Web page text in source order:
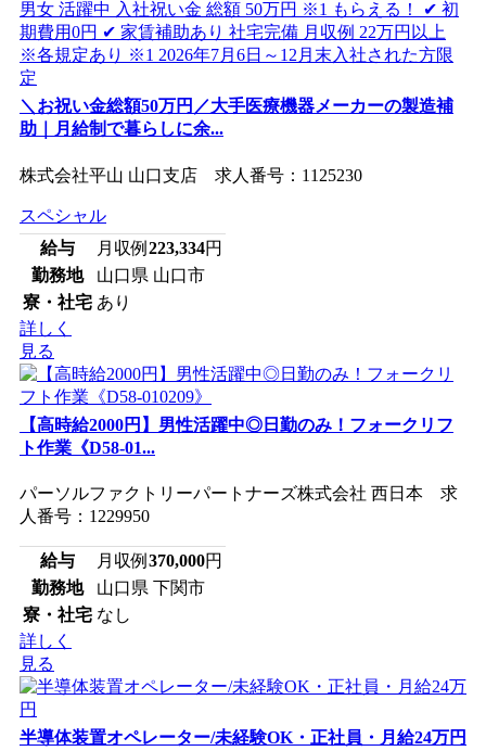
＼お祝い金総額50万円／大手医療機器メーカーの製造補
助｜月給制で暮らしに余...
株式会社平山 山口支店 求人番号：1125230
スペシャル
給与
月収例 223,334円
勤務地
山口県 山口市
寮・社宅 あり
詳しく
見る
【高時給2000円】男性活躍中◎日勤のみ！フォークリフ
ト作業《D58-01...
パーソルファクトリーパートナーズ株式会社 西日本 求
人番号：1229950
給与 月収例 370,000円
勤務地
山口県 下関市
寮・社宅 なし
詳しく
見る
半導体装置オペレーター/未経験OK・正社員・月給24万円